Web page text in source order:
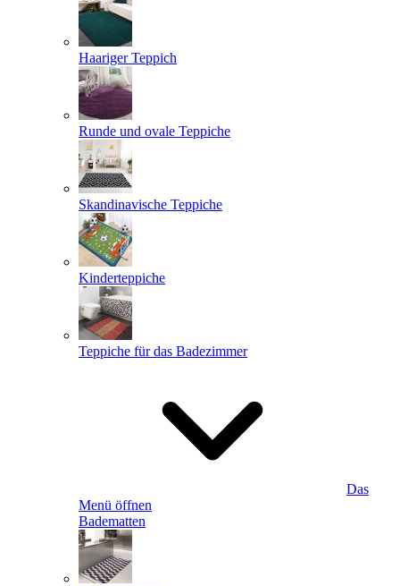
Haariger Teppich
Runde und ovale Teppiche
Skandinavische Teppiche
Kinderteppiche
Teppiche für das Badezimmer
Das
Menü öffnen
Badematten